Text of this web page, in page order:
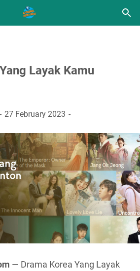
Layak Kamu
27 February 2023
— Drama Korea Yang Layak